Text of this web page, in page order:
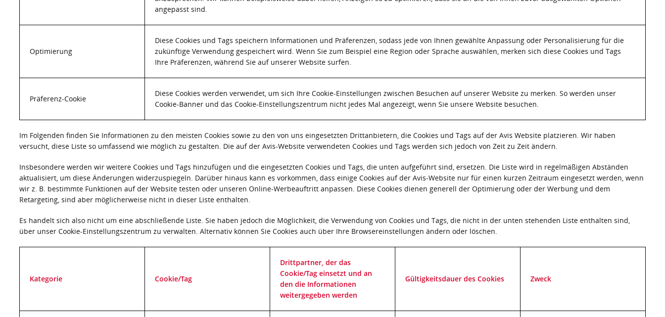
angepasst sind.
Optimierung
Diese Cookies und Tags speichern Informationen und Präferenzen, sodass jede von Ihnen gewählte Anpassung oder Personalisierung für die
zukünftige Verwendung gespeichert wird. Wenn Sie zum Beispiel eine Region oder Sprache auswählen, merken sich diese Cookies und Tags
Ihre Präferenzen, während Sie auf unserer Website surfen.
Präferenz-Cookie
Diese Cookies werden verwendet, um sich Ihre Cookie-Einstellungen zwischen Besuchen auf unserer Website zu merken. So werden unser
Cookie-Banner und das Cookie-Einstellungszentrum nicht jedes Mal angezeigt, wenn Sie unsere Website besuchen.
Im Folgenden finden Sie Informationen zu den meisten Cookies sowie zu den von uns eingesetzten Drittanbietern, die Cookies und Tags auf der Avis Website platzieren. Wir haben
versucht, diese Liste so umfassend wie möglich zu gestalten. Die auf der Avis-Website verwendeten Cookies und Tags werden sich jedoch von Zeit zu Zeit ändern.
Insbesondere werden wir weitere Cookies und Tags hinzufügen und die eingesetzten Cookies und Tags, die unten aufgeführt sind, ersetzen. Die Liste wird in regelmäßigen Abständen
aktualisiert, um diese Änderungen widerzuspiegeln. Darüber hinaus kann es vorkommen, dass einige Cookies auf der Avis-Website nur für einen kurzen Zeitraum eingesetzt werden, wenn
wir z. B. bestimmte Funktionen auf der Website testen oder unseren Online-Werbeauftritt anpassen. Diese Cookies dienen generell der Optimierung oder der Werbung und dem
Retargeting, sind aber möglicherweise nicht in dieser Liste enthalten.
Es handelt sich also nicht um eine abschließende Liste. Sie haben jedoch die Möglichkeit, die Verwendung von Cookies und Tags, die nicht in der unten stehenden Liste enthalten sind,
über unser Cookie-Einstellungszentrum zu verwalten. Alternativ können Sie Cookies auch über Ihre Browsereinstellungen ändern oder löschen.
Kategorie Cookie/Tag
Drittpartner, der das
Cookie/Tag einsetzt und an
den die Informationen
weitergegeben werden
Gültigkeitsdauer des Cookies Zweck